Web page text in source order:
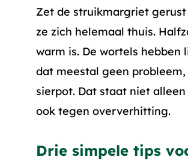
Zet de struikmargriet
ze zich helemaal thuis.
warm is. De wortels
dat meestal geen
sierpot. Dat staat niet
ook tegen oververhitting.
Drie simpele tips